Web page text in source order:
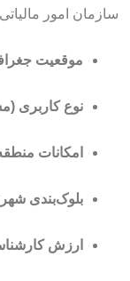
سازمان امور
موقعیت
نوع کاربری
امکانات
بلوک‌بندی
ارزش